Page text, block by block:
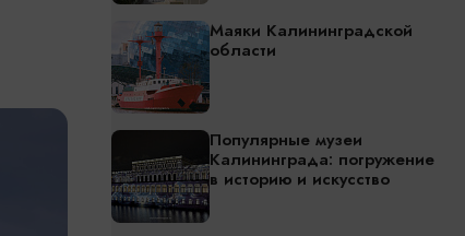
Маяки Калининградской
области
Популярные музеи
Калининграда: погружение
в историю и искусство